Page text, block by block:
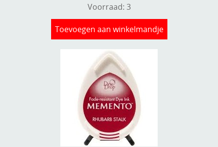
Voorraad: 3
Toevoegen aan winkelmandje